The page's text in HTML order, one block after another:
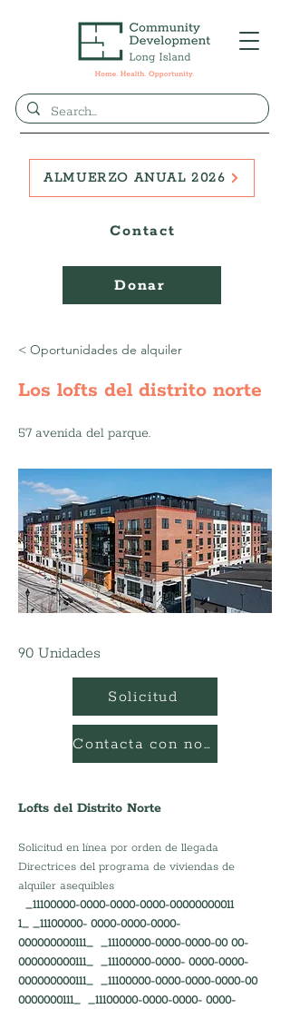
Donar
Contact
ALMUERZO ANUAL 2026
< Oportunidades de alquiler
Los lofts del distrito norte
57 avenida del parque.
90 Unidades
Solicitud
Contacta con nosotros
Lofts del Distrito Norte
Solicitud en línea por orden de llegada
Directrices del programa de viviendas de
alquiler asequibles
_11100000-0000-0000-0000-00000000011
1_ _11100000- 0000-0000-0000-
000000000111_  _11100000-0000-0000-00 00-
000000000111_  _11100000-0000- 0000-0000-
000000000111_  _11100000-0000-0000-0000-00
0000000111_  _11100000-0000-0000- 0000-